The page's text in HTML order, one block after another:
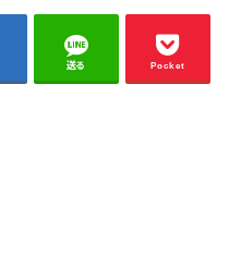
送る Pocket